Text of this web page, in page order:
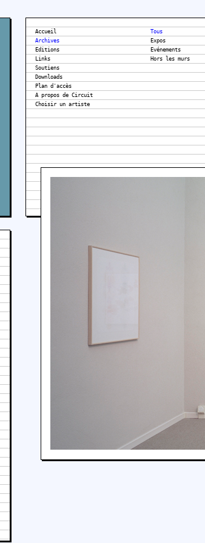
Accueil
Archives
Editions
Links
Soutiens
Downloads
Plan d'accès
A propos de Circuit
Tous
Expos
Evénements
Hors les murs